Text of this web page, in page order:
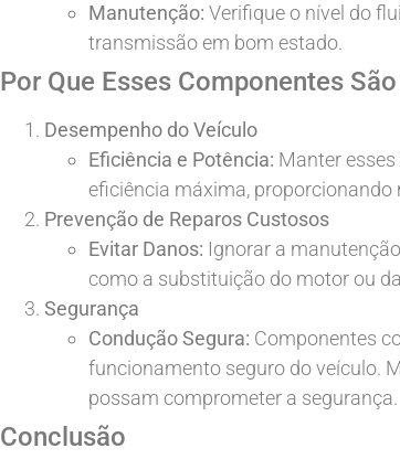
Manutenção: Verifique o nível do
transmissão em bom estado.
Por Que Esses Componentes
Desempenho do Veículo
Eficiência e Potência: Manter
eficiência máxima,
Prevenção de Reparos Custosos
Evitar Danos: Ignorar a
como a substituição do motor ou
Segurança
Condução Segura: Componentes
funcionamento seguro do veículo.
possam comprometer a segurança.
Conclusão